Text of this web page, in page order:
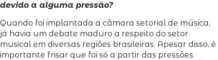
devido a alguma pressão?
Quando foi implantada a câmara setorial de música,
já havia um debate maduro a respeito do setor
musical em diversas regiões brasileiras. Apesar disso, é
importante frisar que foi só a partir das pressões